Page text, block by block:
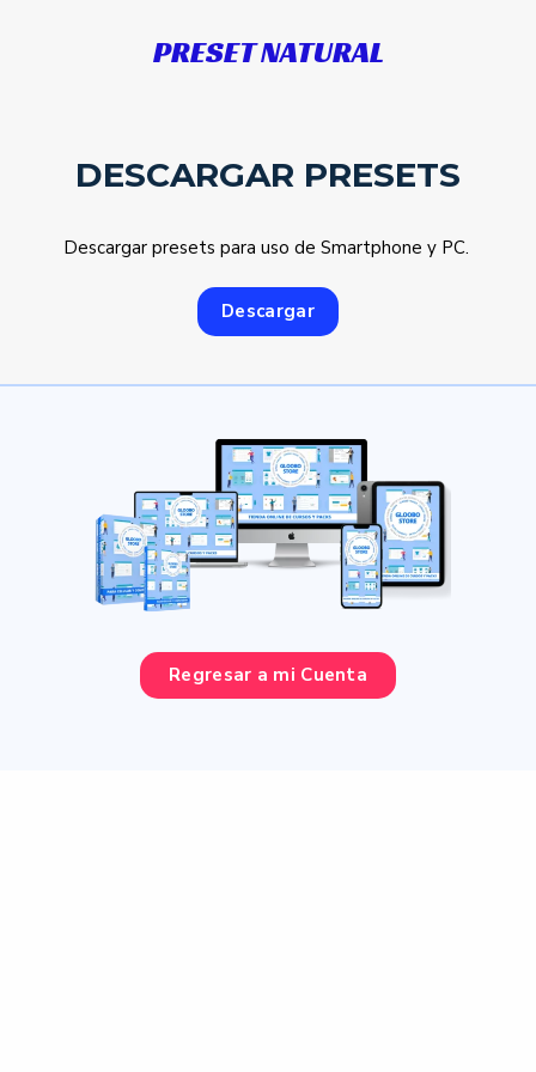
PRESET NATURAL
DESCARGAR PRESETS
Descargar presets para uso de Smartphone y PC.
Descargar
Regresar a mi Cuenta